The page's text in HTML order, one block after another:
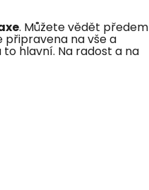
. Můžete vědět předem
na vše a
to hlavní. Na radost a na